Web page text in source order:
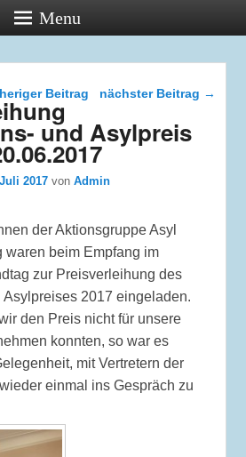
Menu
Beitrag nächster Beitrag →
und Asylpreis
2017 vonAdmin
der Aktionsgruppe Asyl
waren beim Empfang im
zur Preisverleihung des
Asylpreises 2017 eingeladen.
den Preis nicht für unsere
konnten, so war es
mit Vertretern der
einmal ins Gespräch zu